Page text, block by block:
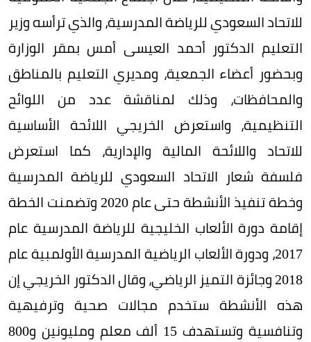
للاتحاد السعودي للرياضة المدرسية، والذي ترأسه وزير
التعليم الدكتور أحمد العيسى أمس بمقر الوزارة
وبحضور أعضاء الجمعية، ومديري التعليم بالمناطق
والمحافظات، وذلك لمناقشة عدد من اللوائح
التنظيمية، واستعرض الخريجي اللائحة الأساسية
للاتحاد واللائحة المالية والإدارية، كما استعرض
فلسفة شعار الاتحاد السعودي للرياضة المدرسية
وخطة تنفيذ الأنشطة حتى عام 2020 وتضمنت الخطة
إقامة دورة الألعاب الخليجية للرياضة المدرسية عام
2017، ودورة الألعاب الرياضية المدرسية الأولمبية عام
2018 وجائزة التميز الرياضي، وقال الدكتور الخريجي إن
هذه الأنشطة ستخدم مجالات صحية وترفيهية
وتنافسية وتستهدف 15 ألف معلم ومليونين و800